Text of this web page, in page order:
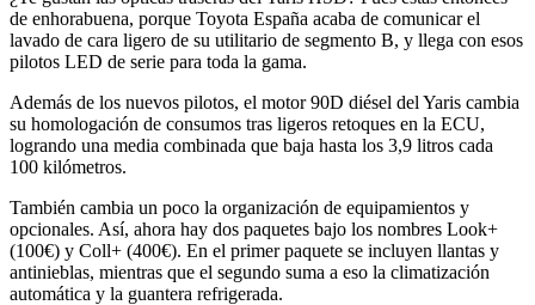
de enhorabuena, porque Toyota España acaba de comunicar el
lavado de cara ligero de su utilitario de segmento B, y llega con esos
pilotos LED de serie para toda la gama.
Además de los nuevos pilotos, el motor 90D diésel del Yaris cambia
su homologación de consumos tras ligeros retoques en la ECU,
logrando una media combinada que baja hasta los 3,9 litros cada
100 kilómetros.
También cambia un poco la organización de equipamientos y
opcionales. Así, ahora hay dos paquetes bajo los nombres Look+
(100€) y Coll+ (400€). En el primer paquete se incluyen llantas y
antinieblas, mientras que el segundo suma a eso la climatización
automática y la guantera refrigerada.